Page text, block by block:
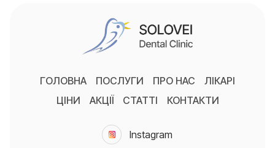
ГОЛОВНА ПОСЛУГИ ПРО НАС
ЛІКАРІ
ЦІНИ
АКЦІЇ СТАТТІ КОНТАКТИ
Instagram